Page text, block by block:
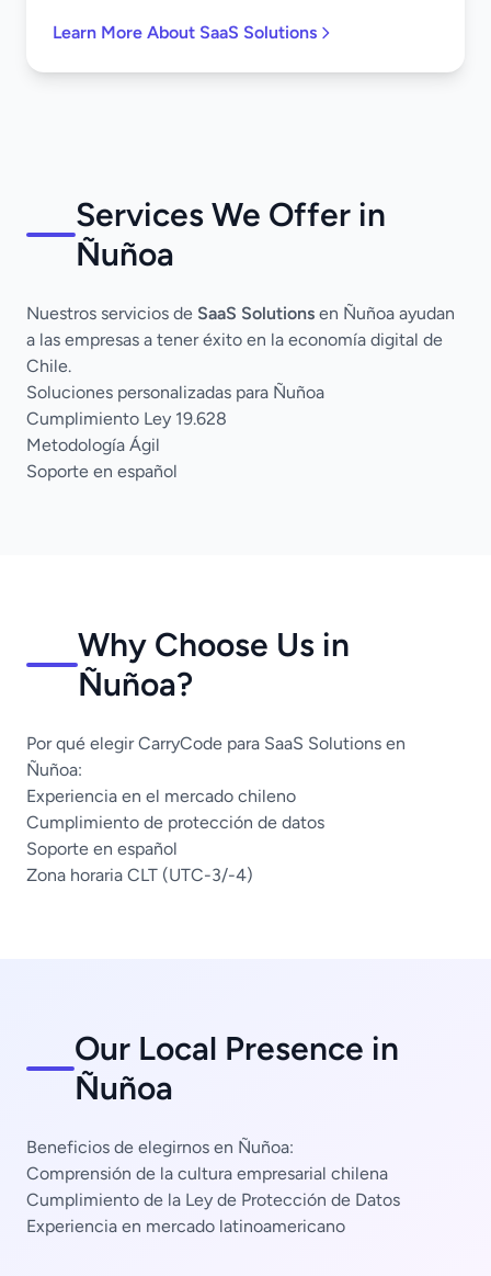
Learn More About SaaS Solutions
Services We Offer in
Ñuñoa
Nuestros servicios de SaaS Solutions en Ñuñoa ayudan
a las empresas a tener éxito en la economía digital de
Chile.
Soluciones personalizadas para Ñuñoa
Cumplimiento Ley 19.628
Metodología Ágil
Soporte en español
Why Choose Us in
Ñuñoa?
Por qué elegir CarryCode para SaaS Solutions en
Ñuñoa:
Experiencia en el mercado chileno
Cumplimiento de protección de datos
Soporte en español
Zona horaria CLT (UTC-3/-4)
Our Local Presence in
Ñuñoa
Beneficios de elegirnos en Ñuñoa:
Comprensión de la cultura empresarial chilena
Cumplimiento de la Ley de Protección de Datos
Experiencia en mercado latinoamericano